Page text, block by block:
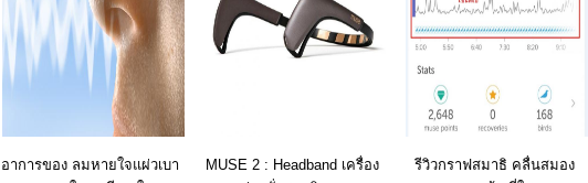
อาการของ ลมหายใจแผ่วเบา
MUSE 2 : Headband เครื่อง
รีวิวกราฟสมาธิ คลื่นสมอง